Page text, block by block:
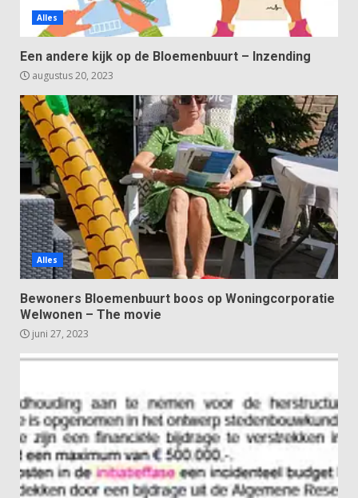
Alles
Een andere kijk op de Bloemenbuurt – Inzending
augustus 20, 2023
Alles
Bewoners Bloemenbuurt boos op Woningcorporatie
Welwonen – The movie
juni 27, 2023